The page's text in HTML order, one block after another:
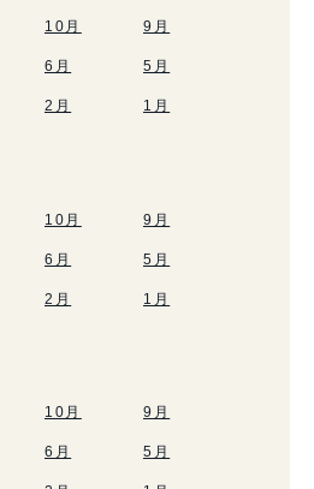
10月 9月
6月 5月
2月 1月
10月 9月
6月 5月
2月 1月
10月 9月
6月 5月